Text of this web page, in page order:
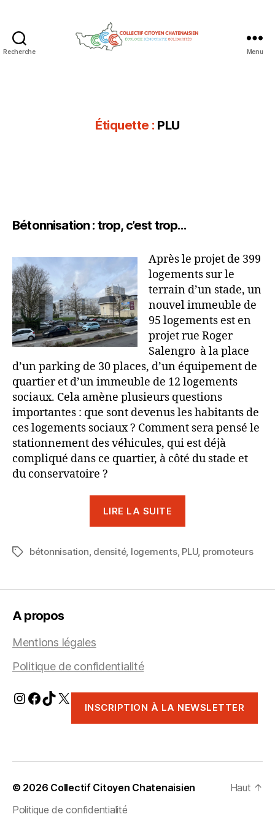
Recherche Menu
Étiquette : PLU
Bétonnisation : trop, c’est trop…
Après le projet de 399
logements sur le
terrain d’un stade, un
nouvel immeuble de
95 logements est en
projet rue Roger
Salengro à la place
d’un parking de 30 places, d’un équipement de
quartier et d’un immeuble de 12 logements
sociaux. Cela amène plusieurs questions
importantes : que sont devenus les habitants de
ces logements sociaux ? Comment sera pensé le
stationnement des véhicules, qui est déjà
compliqué dans ce quartier, à côté du stade et
du conservatoire ?
LIRE LA SUITE
trop… »
Étiquettes
bétonnisation, densité, logements, PLU, promoteurs
A propos
Mentions légales
Politique de confidentialité
Instagram
Facebook
TikTok
X
INSCRIPTION À LA NEWSLETTER
© 2026 Collectif Citoyen Chatenaisien
Politique de confidentialité
Haut ↑